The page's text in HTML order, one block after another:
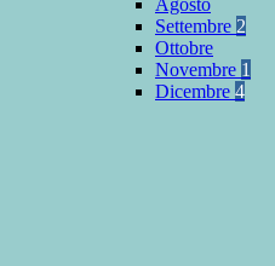
Agosto
Settembre 2
Ottobre
Novembre 1
Dicembre 4